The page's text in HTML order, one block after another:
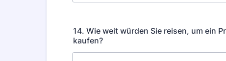
14. Wie weit würden Sie reisen, um ein
kaufen?